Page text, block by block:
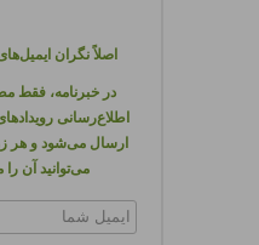
اصلاً نگران
در خبرنامه، فقط
اطلاع‌رسانی
ارسال می‌شود و هر
می‌توانید آن